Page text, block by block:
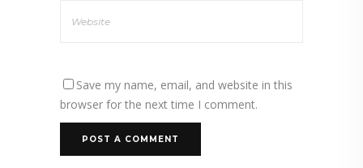
Save my name, email, and website in this
browser for the next time I comment.